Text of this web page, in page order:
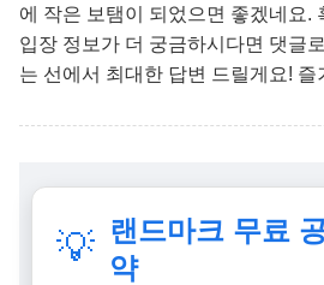
에 작은 보탬이 되었으면 좋겠네요.
입장 정보가 더 궁금하시다면 댓글
는 선에서 최대한 답변 드릴게요!
💡 랜드마크 무료
약